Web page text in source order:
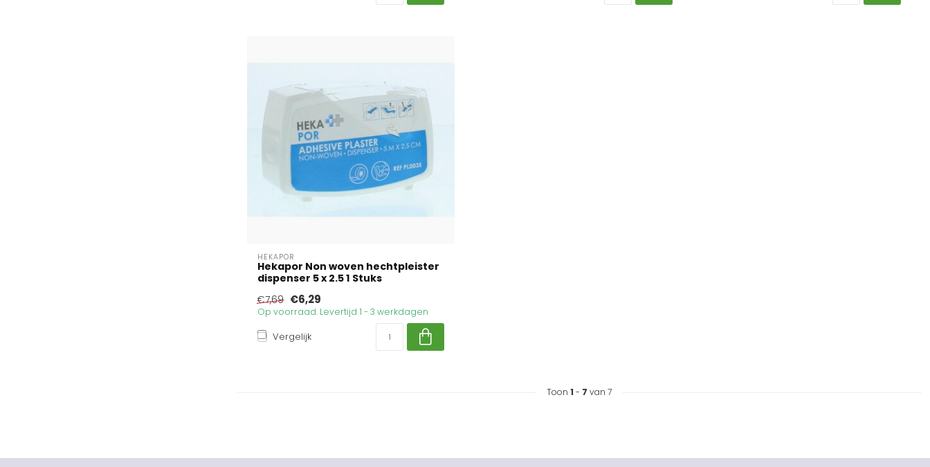
HEKAPOR
Hekapor Non woven hechtpleister
dispenser 5 x 2.5 1 Stuks
€7,69 €6,29
Op voorraad. Levertijd 1 - 3 werkdagen
Vergelijk
Toon 1 - 7 van 7